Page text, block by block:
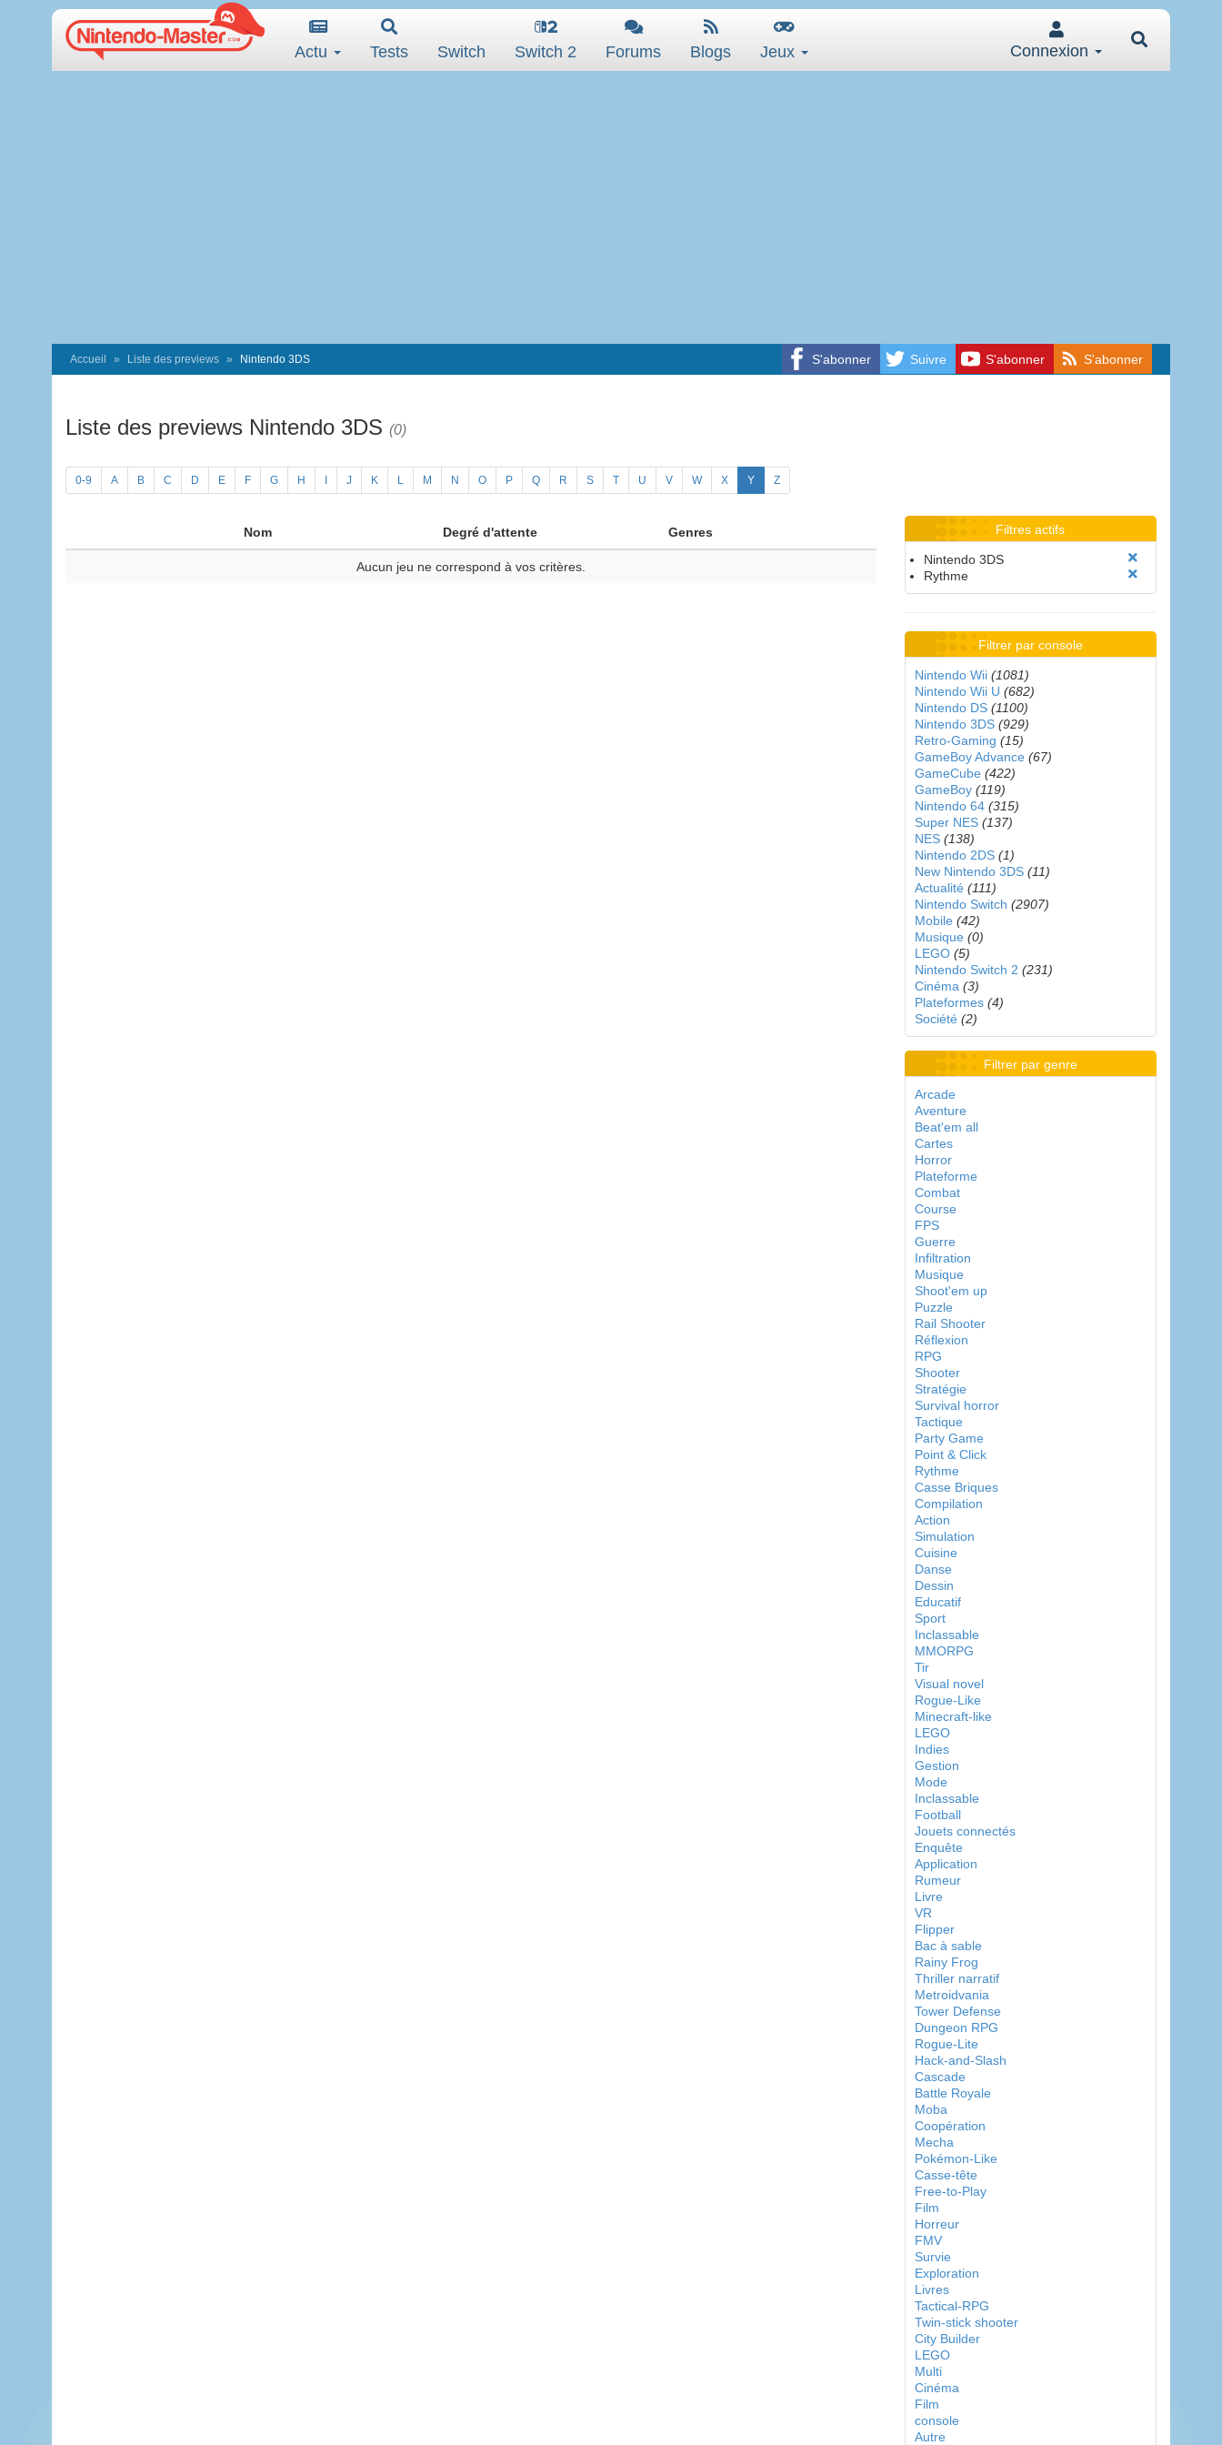
Actu Tests Switch Switch 2 Forums Blogs Jeux Connexion
S'abonner Suivre S'abonner S'abonner
Accueil Liste des previews Nintendo 3DS
Liste des previews Nintendo 3DS (0)
0-9 A B C D E F G H J K L M N O P Q R S T U V W X Y Z
Nom Degré d'attente Genres
Aucun jeu ne correspond à vos critères.
Filtres actifs
Nintendo 3DS
Rythme
Filtrer par console
Nintendo Wii (1081)
Nintendo Wii U (682)
Nintendo DS (1100)
Nintendo 3DS (929)
Retro-Gaming (15)
GameBoy Advance (67)
GameCube (422)
GameBoy (119)
Nintendo 64 (315)
Super NES (137)
NES (138)
Nintendo 2DS (1)
New Nintendo 3DS (11)
Actualité (111)
Nintendo Switch (2907)
Mobile (42)
Musique (0)
LEGO (5)
Nintendo Switch 2 (231)
Cinéma (3)
Plateformes (4)
Société (2)
Filtrer par genre
Arcade
Aventure
Beat'em all
Cartes
Horror
Plateforme
Combat
Course
FPS
Guerre
Infiltration
Musique
Shoot'em up
Puzzle
Rail Shooter
Réflexion
RPG
Shooter
Stratégie
Survival horror
Tactique
Party Game
Point & Click
Rythme
Casse Briques
Compilation
Action
Simulation
Cuisine
Danse
Dessin
Educatif
Sport
Inclassable
MMORPG
Tir
Visual novel
Rogue-Like
Minecraft-like
LEGO
Indies
Gestion
Mode
Inclassable
Football
Jouets connectés
Enquête
Application
Rumeur
Livre
VR
Flipper
Bac à sable
Rainy Frog
Thriller narratif
Metroidvania
Tower Defense
Dungeon RPG
Rogue-Lite
Hack-and-Slash
Cascade
Battle Royale
Moba
Coopération
Mecha
Pokémon-Like
Casse-tête
Free-to-Play
Film
Horreur
FMV
Survie
Exploration
Livres
Tactical-RPG
Twin-stick shooter
City Builder
LEGO
Multi
Cinéma
Film
console
Autre